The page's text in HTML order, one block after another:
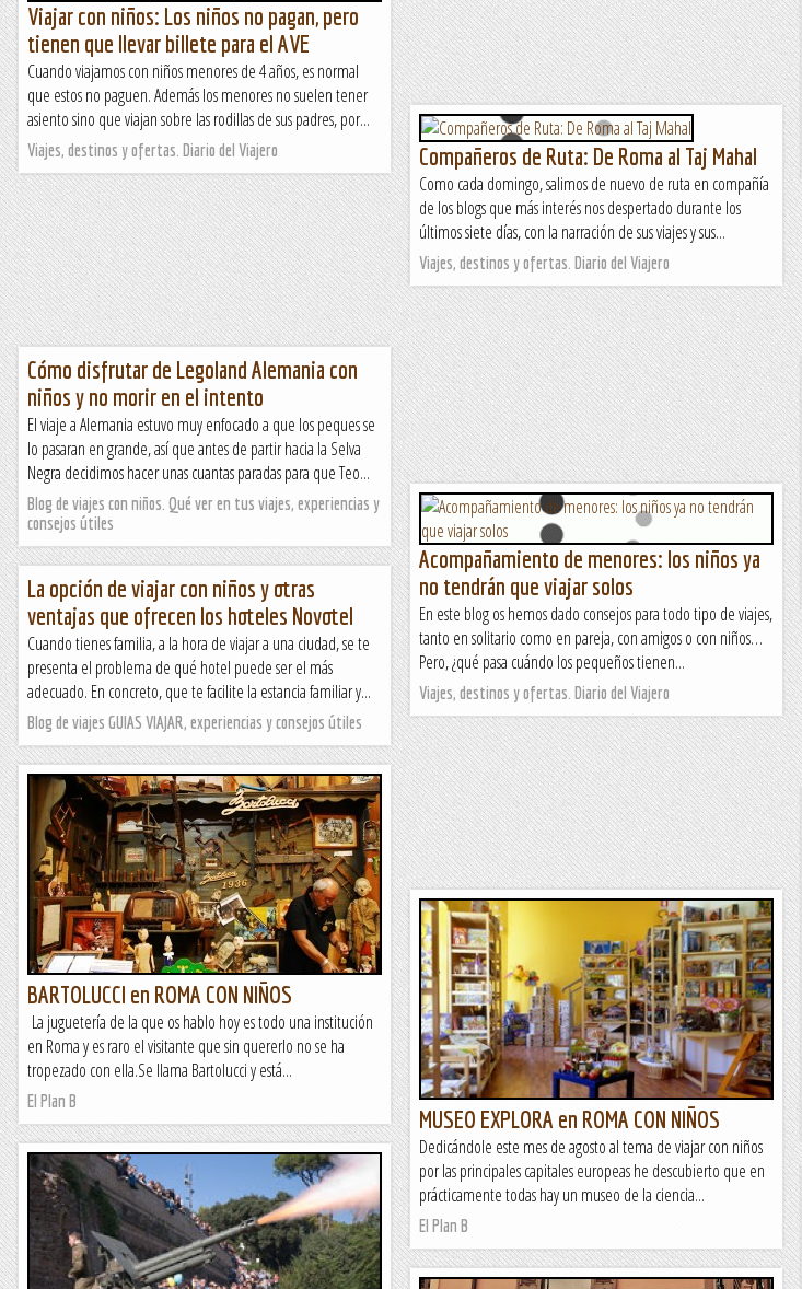
Viajar con niños: Los niños no pagan, pero
tienen que llevar billete para el AVE
Cuando viajamos con niños menores de 4 años, es normal
que estos no paguen. Además los menores no suelen tener
asiento sino que viajan sobre las rodillas de sus padres, por...
Viajes, destinos y ofertas. Diario del Viajero Compañeros de Ruta: De Roma al Taj Mahal
Como cada domingo, salimos de nuevo de ruta en compañía
de los blogs que más interés nos despertado durante los
últimos siete días, con la narración de sus viajes y sus...
Viajes, destinos y ofertas. Diario del Viajero
Cómo disfrutar de Legoland Alemania con
niños y no morir en el intento
El viaje a Alemania estuvo muy enfocado a que los peques se
lo pasaran en grande, así que antes de partir hacia la Selva
Negra decidimos hacer unas cuantas paradas para que Teo...
Blog de viajes con niños. Qué ver en tus viajes, experiencias y
consejos útiles
Acompañamiento de menores: los niños ya
no tendrán que viajar solos
En este blog os hemos dado consejos para todo tipo de viajes,
tanto en solitario como en pareja, con amigos o con niños…
Pero, ¿qué pasa cuándo los pequeños tienen...
Viajes, destinos y ofertas. Diario del Viajero
La opción de viajar con niños y otras
ventajas que ofrecen los hoteles Novotel
Cuando tienes familia, a la hora de viajar a una ciudad, se te
presenta el problema de qué hotel puede ser el más
adecuado. En concreto, que te facilite la estancia familiar y...
Blog de viajes GUIAS VIAJAR, experiencias y consejos útiles
BARTOLUCCI en ROMA CON NIÑOS
La juguetería de la que os hablo hoy es todo una institución
en Roma y es raro el visitante que sin quererlo no se ha
tropezado con ella.Se llama Bartolucci y está...
El Plan B
MUSEO EXPLORA en ROMA CON NIÑOS
Dedicándole este mes de agosto al tema de viajar con niños
por las principales capitales europeas he descubierto que en
prácticamente todas hay un museo de la ciencia...
El Plan B